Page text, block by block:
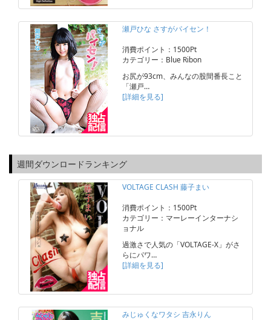
瀬戸ひな さすがパイセン！
消費ポイント：1500Pt
カテゴリー：Blue Ribon
お尻が93cm、みんなの股間番長こと
「瀬戸…
[詳細を見る]
週間ダウンロードランキング
VOLTAGE CLASH 藤子まい
消費ポイント：1500Pt
カテゴリー：マーレーインターナシ
ョナル
過激さで人気の「VOLTAGE-X」がさ
らにパワ…
[詳細を見る]
みじゅくなワタシ 吉永りん